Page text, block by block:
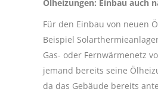
Ölheizungen: Einbau auch
Für den Einbau von neuen
Beispiel
Gas- oder Fernwärmenetz
jemand bereits seine
da das Gebäude bereits